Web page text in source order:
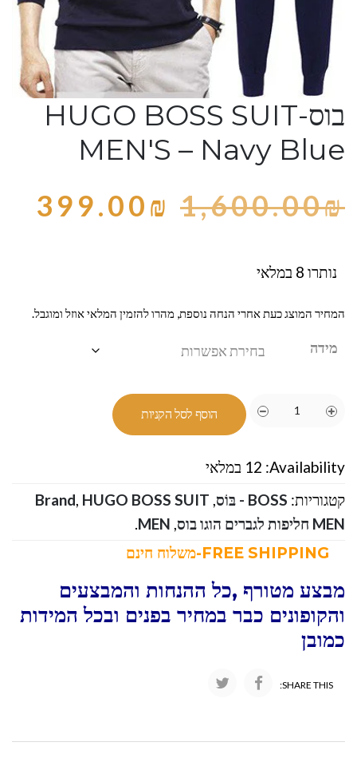
בוס-HUGO BOSS SUIT
MEN'S – Navy Blue
1,600.00₪
399.00₪
נותרו 8 במלאי
המחיר המוצג כעת אחרי הנחה נוספת, מהרו להזמין המלאי אוזל ומוגבל.
מידה
הוסף לסל הקניות
Availability: 12 במלאי
קטגוריות: BOSS - בּוֹס ,
Brand, HUGO BOSS SUIT
MEN חליפות לגברים הוגו בוס
,
MEN
.
מבצע מטורף ,כל ההנחות והמבצעים
והקופונים כבר במחיר בפנים ובכל המידות
כמובן
SHARE THIS: